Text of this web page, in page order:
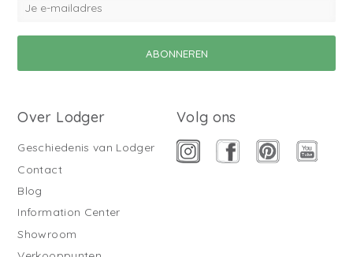
Over Lodger
Geschiedenis van Lodger
Contact
Blog
Information Center
Showroom
Volg ons